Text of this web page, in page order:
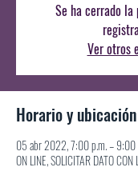
Se ha cerrado
Ver otros
Horario y ubicación
05 abr 2022, 7:00 p.m. – 9:00
ON LINE, SOLICITAR DATO CON